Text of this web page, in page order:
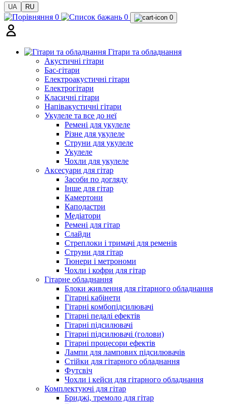
UA RU
0 0 0
Гітари та обладнання
Акустичні гітари
Бас-гітари
Електроакустичні гітари
Електрогітари
Класичні гітари
Напівакустичні гітари
Укулеле та все до неї
Ремені для укулеле
Різне для укулеле
Струни для укулеле
Укулеле
Чохли для укулеле
Аксесуари для гітар
Засоби по догляду
Інше для гітар
Камертони
Каподастри
Медіатори
Ремені для гітар
Слайди
Стреплоки і тримачі для ременів
Струни для гітар
Тюнери і метрономи
Чохли і кофри для гітар
Гітарне обладнання
Блоки живлення для гітарного обладнання
Гітарні кабінети
Гітарні комбопідсилювачі
Гітарні педалі ефектів
Гітарні підсилювачі
Гітарні підсилювачі (голови)
Гітарні процесори ефектів
Лампи для лампових підсилювачів
Стійки для гітарного обладнання
Футсвіч
Чохли і кейси для гітарного обладнання
Комплектуючі для гітар
Бриджі, тремоло для гітар